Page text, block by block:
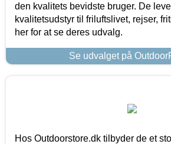
den kvalitets bevidste bruger. De
kvalitetsudstyr til friluftslivet, rejser,
her for at se deres udvalg.
Se udvalget på
Hos Outdoorstore.dk tilbyder de et